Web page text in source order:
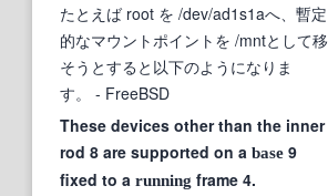
たとえば root を /dev/ad1s1aへ、暫定
的なマウントポイントを /mntとして移
そうとすると以下のようになりま
す。
- FreeBSD
These devices other than the inner
rod 8 are supported on a base 9
fixed to a running frame 4.